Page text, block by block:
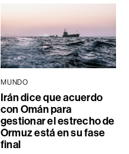
MUNDO
Irán dice que acuerdo
con Omán para
gestionar el estrecho de
Ormuz está en su fase
final